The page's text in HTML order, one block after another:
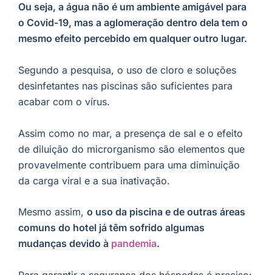
Ou seja, a água não é um ambiente amigável para
o Covid-19, mas a aglomeração dentro dela tem o
mesmo efeito percebido em qualquer outro lugar.
Segundo a pesquisa, o uso de cloro e soluções
desinfetantes nas piscinas são suficientes para
acabar com o vírus.
Assim como no mar, a presença de sal e o efeito
de diluição do microrganismo são elementos que
provavelmente contribuem para uma diminuição
da carga viral e a sua inativação.
Mesmo assim, o uso da piscina e de outras áreas
comuns do hotel já têm sofrido algumas
mudanças devido à pandemia.